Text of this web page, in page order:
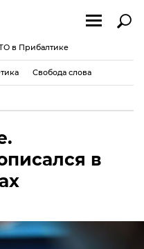
в Прибалтике
Свобода слова
в